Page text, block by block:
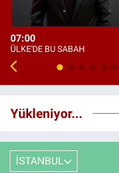
07:00
ÜLKE'DE BU SABAH
Yükleniyor...
İSTANBUL